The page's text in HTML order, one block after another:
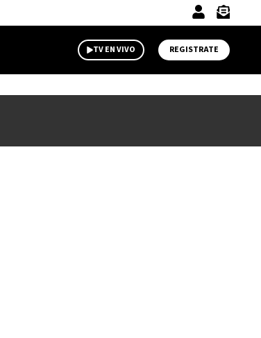
TV EN VIVO REGISTRATE